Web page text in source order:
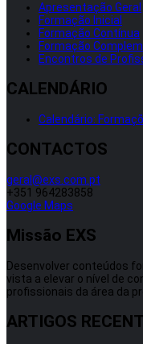
Apresentação Geral
Formação Inicial
Formação Contínua
Formação
Encontros de
CALENDÁRIO
Calendário:
CONTACTOS
geral@exs.com.pt
+351 964283858
Google Maps
Missão EXS
Desenvolver conteúdos
vista a elevar o nível de
profissionais da área da
ARTIGOS